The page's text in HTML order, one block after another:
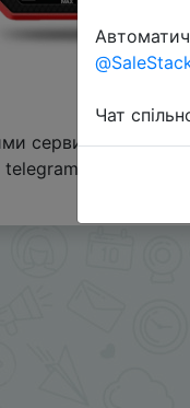
сервисами -
Чат